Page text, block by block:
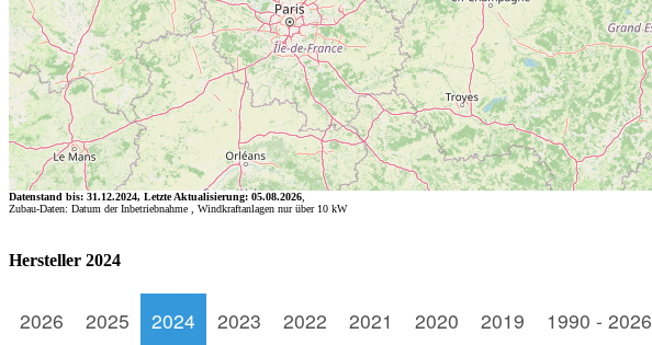
Datenstand bis: 31.12.2024, Letzte Aktualisierung: 05.08.2026,
Zubau-Daten: Datum der Inbetriebnahme , Windkraftanlagen nur über 10 kW
Hersteller 2024
2026 2025 2024 2023 2022 2021 2020 2019 1990 - 2026